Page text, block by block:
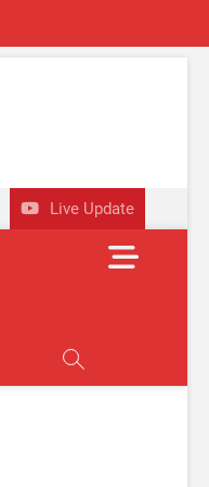
Live Update
M
e
t